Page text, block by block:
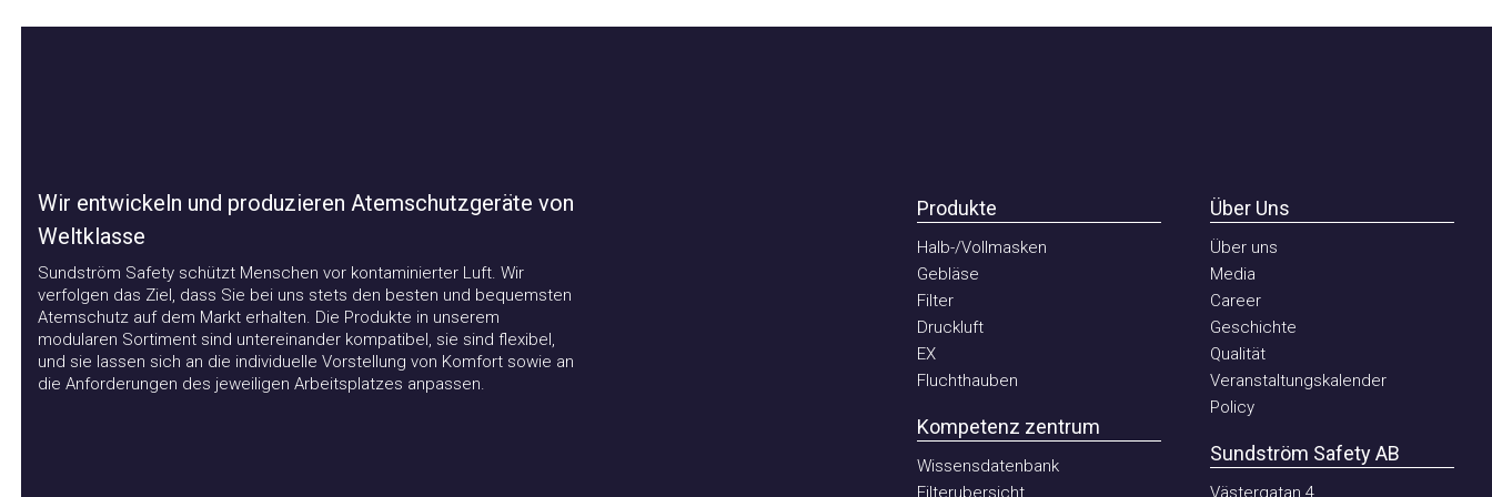
Wir entwickeln und produzieren Atemschutzgeräte von
Weltklasse
Sundström Safety schützt Menschen vor kontaminierter Luft. Wir
verfolgen das Ziel, dass Sie bei uns stets den besten und bequemsten
Atemschutz auf dem Markt erhalten. Die Produkte in unserem
modularen Sortiment sind untereinander kompatibel, sie sind flexibel,
und sie lassen sich an die individuelle Vorstellung von Komfort sowie an
die Anforderungen des jeweiligen Arbeitsplatzes anpassen.
Produkte
Halb-/Vollmasken
Gebläse
Filter
Druckluft
Fluchthauben
Kompetenz zentrum
Wissensdatenbank
Filterubersicht
Über Uns
Über uns
Media
Career
Geschichte
Qualität
Veranstaltungskalender
Policy
Sundström Safety AB
Västergatan 4